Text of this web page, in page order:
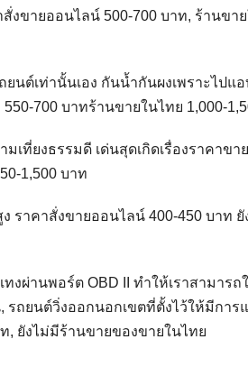
ขายออนไลน์ 500-700 บาท, ร้านขาย
ยนต์เท่านั้นเอง กันน้ำกันผงเพราะไปแ
700 บาทร้านขายในไทย 1,000-
มเที่ยงธรรมดี เด่นสุดเกิดเรื่องราคาข
1,500 บาท
ง ราคาสั่งขายออนไลน์ 400-450 บาท
ทงผ่านพอร์ต OBD II ทำให้เราสามาร
รถยนต์วิ่งออกนอกเขตที่ตั้งไว้ให้มีการ
, ยังไม่มีร้านขายของขายในไทย